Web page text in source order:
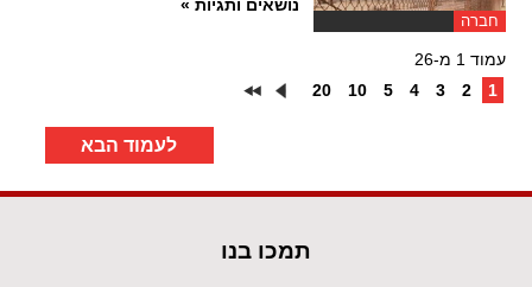
חברה
נושאים ותגיות »
עמוד 1 מ-26
1
2
3
4
5
10
20
לעמוד הבא
תמכו בנו